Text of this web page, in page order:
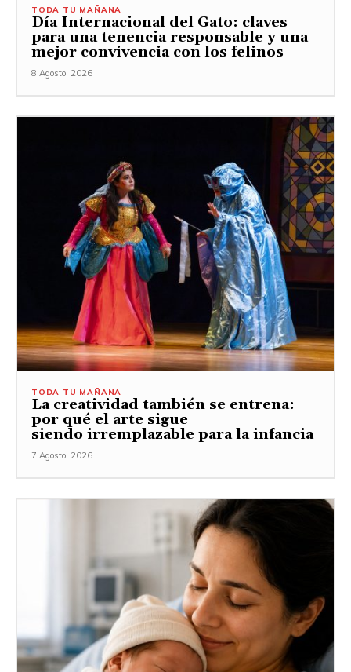
TODA TU MAÑANA
Día Internacional del Gato: claves
para una tenencia responsable y una
mejor convivencia con los felinos
8 Agosto, 2026
TODA TU MAÑANA
La creatividad también se entrena:
por qué el arte sigue
siendo irremplazable para la infancia
7 Agosto, 2026